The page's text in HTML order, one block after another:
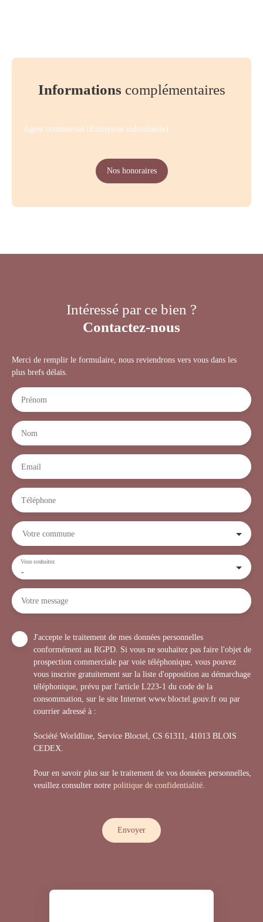
Informations complémentaires
Agent commercial (Entreprise individuelle)
Nos honoraires
Intéressé par ce bien ?
Contactez-nous
Merci de remplir le formulaire, nous reviendrons vers vous dans les
plus brefs délais.
Prénom
Nom
Email
Téléphone
Votre commune
-
Vous souhaitez
Votre message
J'accepte le traitement de mes données personnelles
conformément au RGPD. Si vous ne souhaitez pas faire l'objet de
prospection commerciale par voie téléphonique, vous pouvez
vous inscrire gratuitement sur la liste d'opposition au démarchage
téléphonique, prévu par l'article L223-1 du code de la
consommation, sur le site Internet www.bloctel.gouv.fr ou par
courrier adressé à :
Société Worldline, Service Bloctel, CS 61311, 41013 BLOIS
CEDEX.
Pour en savoir plus sur le traitement de vos données personnelles,
veuillez consulter notre politique de confidentialité
Envoyer